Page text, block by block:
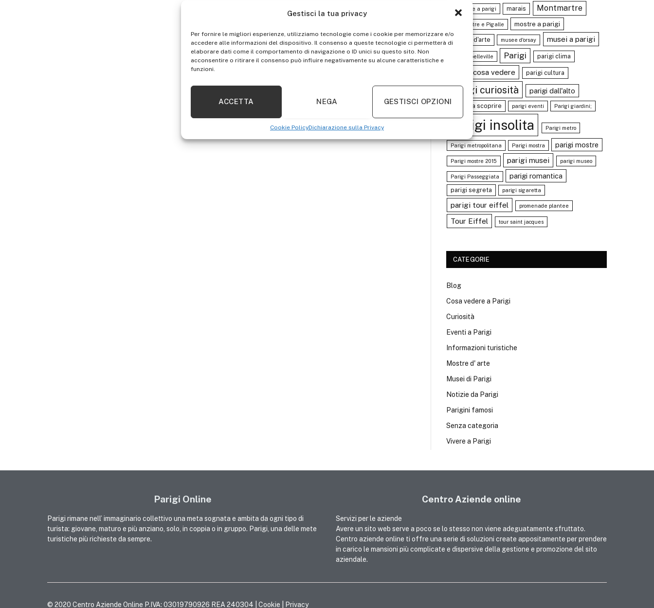
Gestisci la tua privacy
Per fornire le migliori esperienze, utilizziamo tecnologie come i cookie per memorizzare e/o
accedere alle informazioni del dispositivo. Il consenso a queste tecnologie ci permetterà di
elaborare dati come il comportamento di navigazione o ID unici su questo sito. Non
acconsentire o ritirare il consenso può influire negativamente su alcune caratteristiche e
funzioni.
ACCETTA NEGA GESTISCI OPZIONI
Cookie PolicyDichiarazione sulla Privacy
mangiare a parigi marais Montmartre
Montmartre e Pigalle mostre a parigi
mostre d'arte musee d'orsay musei a parigi
parc de belleville Parigi parigi clima
Parigi cosa vedere parigi cultura
parigi curiosità parigi dall'alto
Parigi da scoprire parigi eventi Parigi giardini;
parigi insolita Parigi metro
Parigi metropolitana Parigi mostra parigi mostre
Parigi mostre 2015 parigi musei parigi museo
Parigi Passeggiata parigi romantica
parigi segreta parigi sigaretta
parigi tour eiffel promenade plantee
Tour Eiffel tour saint jacques
CATEGORIE
Blog
Cosa vedere a Parigi
Curiosità
Eventi a Parigi
Informazioni turistiche
Mostre d' arte
Musei di Parigi
Notizie da Parigi
Parigini famosi
Senza categoria
Vivere a Parigi
Parigi Online
Parigi rimane nell’ immaginario collettivo una meta sognata e ambita da ogni tipo di
turista: giovane, maturo e più anziano, solo, in coppia o in gruppo. Parigi, una delle mete
turistiche più richieste da sempre.
Centro Aziende online
Servizi per le aziende
Avere un sito web serve a poco se lo stesso non viene adeguatamente sfruttato.
Centro aziende online ti offre una serie di soluzioni create appositamente per prendere
in carico le mansioni più complicate e dispersive della gestione e promozione del sito
aziendale.
© 2020 Centro Aziende Online P.IVA: 03019790926 REA 240304 | Cookie Privacy